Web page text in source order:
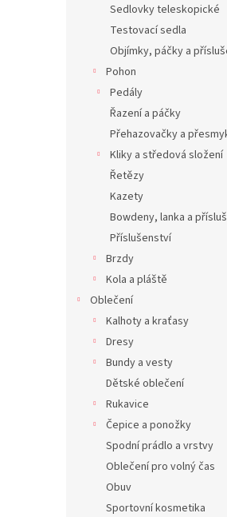
Sedlovky teleskopické
Testovací sedla
Objímky, páčky a
Pohon
Pedály
Řazení a páčky
Přehazovačky a
Kliky a středová složení
Řetězy
Kazety
Bowdeny, lanka a
Příslušenství
Brzdy
Kola a pláště
Oblečení
Kalhoty a kraťasy
Dresy
Bundy a vesty
Dětské oblečení
Rukavice
Čepice a ponožky
Spodní prádlo a vrstvy
Oblečení pro volný čas
Obuv
Sportovní kosmetika